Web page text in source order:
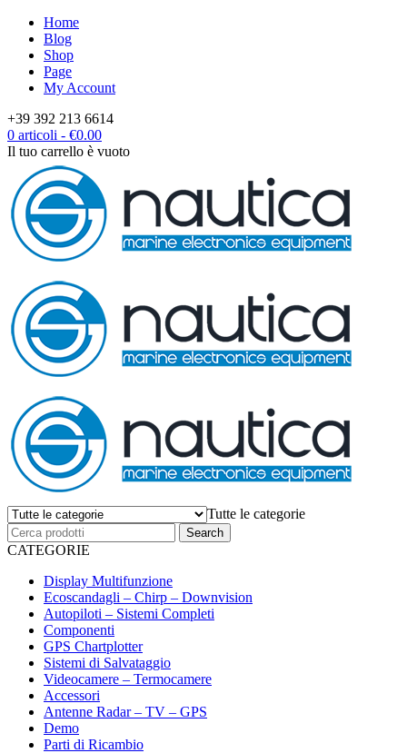
Home
Blog
Shop
Page
My Account
+39 392 213 6614
0 articoli - €0.00
Il tuo carrello è vuoto
Tutte le categorie
CATEGORIE
Display Multifunzione
Ecoscandagli – Chirp – Downvision
Autopiloti – Sistemi Completi
Componenti
GPS Chartplotter
Sistemi di Salvataggio
Videocamere – Termocamere
Accessori
Antenne Radar – TV – GPS
Demo
Parti di Ricambio